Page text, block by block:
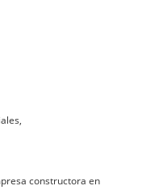
constructora en